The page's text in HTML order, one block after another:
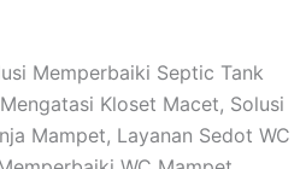
Memperbaiki Septic Tank
Kloset Macet, Solusi
Mampet, Layanan Sedot WC